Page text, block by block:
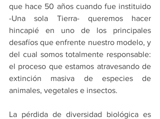
que hace 50 años cuando fue instituido
-Una sola Tierra- queremos hacer
hincapié en uno de los principales
desafíos que enfrente nuestro modelo, y
del cual somos totalmente responsable:
el proceso que estamos atravesando de
extinción masiva de especies de
animales, vegetales e insectos.
La pérdida de diversidad biológica es